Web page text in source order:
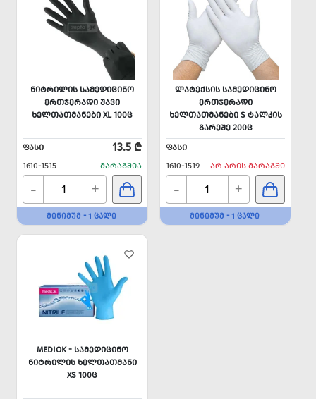
ᲜᲘᲢᲠᲘᲚᲘᲡ ᲡᲐᲛᲔᲓᲘᲪᲘᲜᲝ
ᲔᲠᲗᲯᲔᲠᲐᲓᲘ ᲨᲐᲕᲘ
ᲮᲔᲚᲗᲐᲗᲛᲐᲜᲔᲑᲘ XL 100Ც
ᲤᲐᲡᲘ 13.5 ₾
1610-1515 ᲛᲐᲠᲐᲒᲨᲘᲐ
- +
ᲛᲘᲜᲘᲛᲣᲛ - 1 ᲪᲐᲚᲘ
ᲚᲐᲢᲔᲥᲡᲘᲡ ᲡᲐᲛᲔᲓᲘᲪᲘᲜᲝ
ᲔᲠᲗᲯᲔᲠᲐᲓᲘ
ᲮᲔᲚᲗᲐᲗᲛᲐᲜᲔᲑᲘ S ᲢᲐᲚᲙᲘᲡ
ᲒᲐᲠᲔᲨᲔ 200Ც
ᲤᲐᲡᲘ
1610-1519
ᲐᲠ ᲐᲠᲘᲡ ᲛᲐᲠᲐᲒᲨᲘ
- +
ᲛᲘᲜᲘᲛᲣᲛ - 1 ᲪᲐᲚᲘ
MEDIOK - ᲡᲐᲛᲔᲓᲘᲪᲘᲜᲝ
ᲜᲘᲢᲠᲘᲚᲘᲡ ᲮᲔᲚᲗᲐᲗᲛᲐᲜᲘ
XS 100Ც